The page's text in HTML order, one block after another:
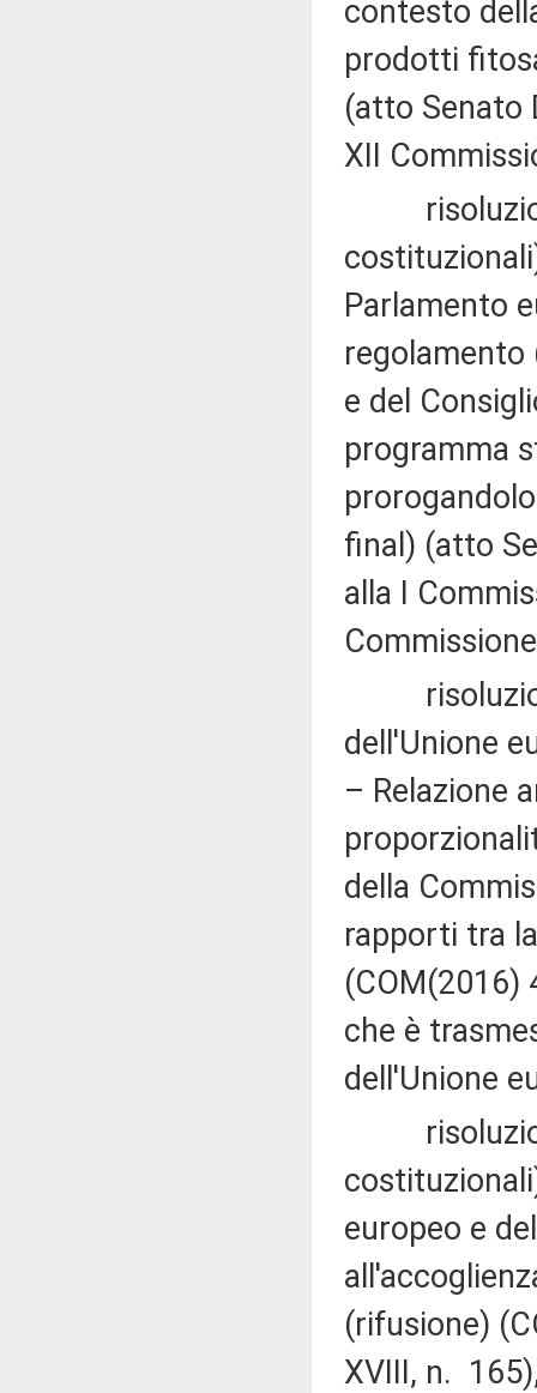
contesto
prodotti
(atto Senato
XII
Parlamento
regolamento
e del
programma
final) (atto
alla I
dell'Unione
– Relazione
della
rapporti tra
(COM(2016)
che è
dell'Unione
europeo e
(rifusione)
XVIII, n.